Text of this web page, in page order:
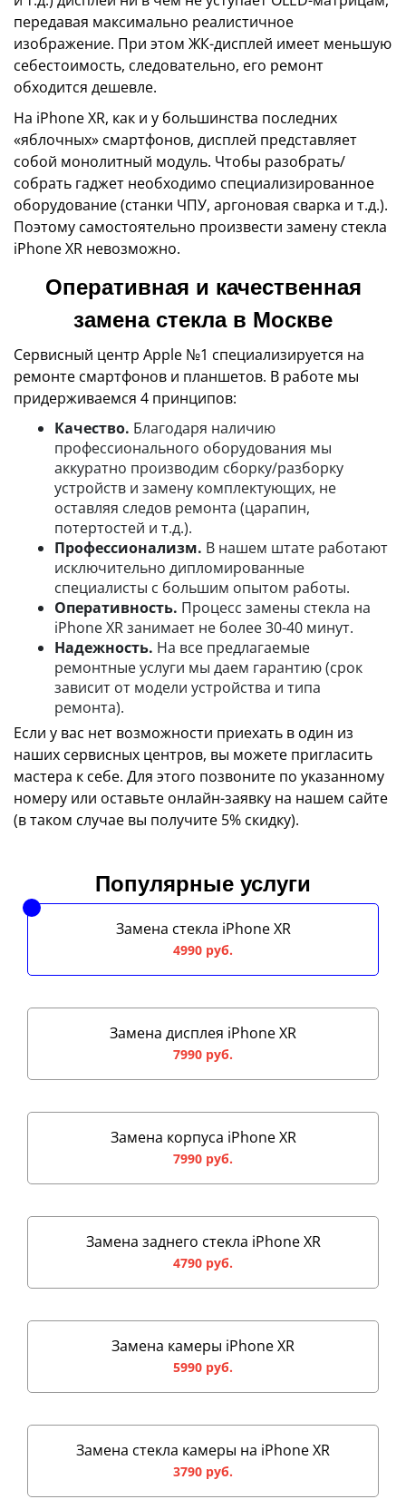
передавая максимально реалистичное
изображение. При этом ЖК-дисплей имеет меньшую
себестоимость, следовательно, его ремонт
обходится дешевле.
На iPhone XR, как и у большинства последних
«яблочных» смартфонов, дисплей представляет
собой монолитный модуль. Чтобы разобрать/
собрать гаджет необходимо специализированное
оборудование (станки ЧПУ, аргоновая сварка и т.д.).
Поэтому самостоятельно произвести замену стекла
iPhone XR невозможно.
Оперативная и качественная
замена стекла в Москве
Сервисный центр Apple №1 специализируется на
ремонте смартфонов и планшетов. В работе мы
придерживаемся 4 принципов:
Качество. Благодаря наличию
профессионального оборудования мы
аккуратно производим сборку/разборку
устройств и замену комплектующих, не
оставляя следов ремонта (царапин,
потертостей и т.д.).
Профессионализм. В нашем штате работают
исключительно дипломированные
специалисты с большим опытом работы.
Оперативность. Процесс замены стекла на
iPhone XR занимает не более 30-40 минут.
Надежность. На все предлагаемые
ремонтные услуги мы даем гарантию (срок
зависит от модели устройства и типа
ремонта).
Если у вас нет возможности приехать в один из
наших сервисных центров, вы можете пригласить
мастера к себе. Для этого позвоните по указанному
номеру или оставьте онлайн-заявку на нашем сайте
(в таком случае вы получите 5% скидку).
Популярные услуги
Замена стекла iPhone XR
4990 руб.
Замена дисплея iPhone XR
7990 руб.
Замена корпуса iPhone XR
7990 руб.
Замена заднего стекла iPhone XR
4790 руб.
Замена камеры iPhone XR
5990 руб.
Замена стекла камеры на iPhone XR
3790 руб.